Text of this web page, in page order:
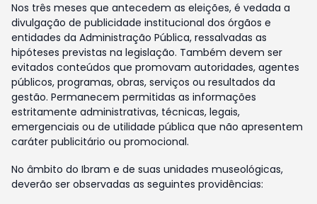
Nos três meses que antecedem as eleições, é vedada a
divulgação de publicidade institucional dos órgãos e
entidades da Administração Pública, ressalvadas as
hipóteses previstas na legislação. Também devem ser
evitados conteúdos que promovam autoridades, agentes
públicos, programas, obras, serviços ou resultados da
gestão. Permanecem permitidas as informações
estritamente administrativas, técnicas, legais,
emergenciais ou de utilidade pública que não apresentem
caráter publicitário ou promocional.
No âmbito do Ibram e de suas unidades museológicas,
deverão ser observadas as seguintes providências: